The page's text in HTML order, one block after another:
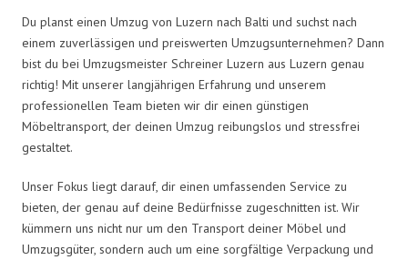
Du planst einen Umzug von Luzern nach Balti und suchst nach
einem zuverlässigen und preiswerten Umzugsunternehmen? Dann
bist du bei Umzugsmeister Schreiner Luzern aus Luzern genau
richtig! Mit unserer langjährigen Erfahrung und unserem
professionellen Team bieten wir dir einen günstigen
Möbeltransport, der deinen Umzug reibungslos und stressfrei
gestaltet.
Unser Fokus liegt darauf, dir einen umfassenden Service zu
bieten, der genau auf deine Bedürfnisse zugeschnitten ist. Wir
kümmern uns nicht nur um den Transport deiner Möbel und
Umzugsgüter, sondern auch um eine sorgfältige Verpackung und